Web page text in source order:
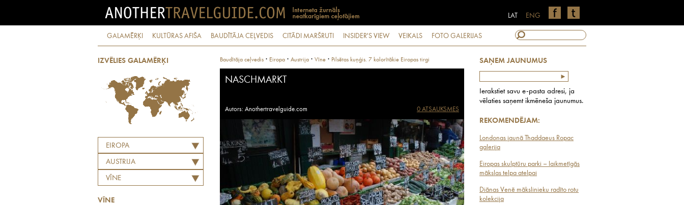
ENG
LAT
GALAMĒRĶI KULTŪRAS AFIŠA BAUDĪTĀJA CEĻVEDIS CITĀDI MARŠRUTI INSIDER'S VIEW VEIKALS FOTO GALERIJAS
IZVĒLIES GALAMĒRĶI
EIROPA
AUSTRIJA
VĪNE
VĪNE
SAŅEM JAUNUMUS
Ierakstiet savu e-pasta adresi, ja
vēlaties saņemt ikmēneša jaunumus.
REKOMENDĒJAM:
Londonas jaunā Thaddaeus Ropac
galerija
Eiropas skulptūru parki – laikmetīgās
mākslas telpa atelpai
Diānas Venē mākslinieku radīto rotu
kolekcija
Baudītāja ceļvedis · Eiropa · Austrija · Vīne · Pilsētas kuņģis. 7 kolorītākie Eiropas tirgi
NASCHMARKT
Autors: Anothertravelguide.com 0 ATSAUKSMES